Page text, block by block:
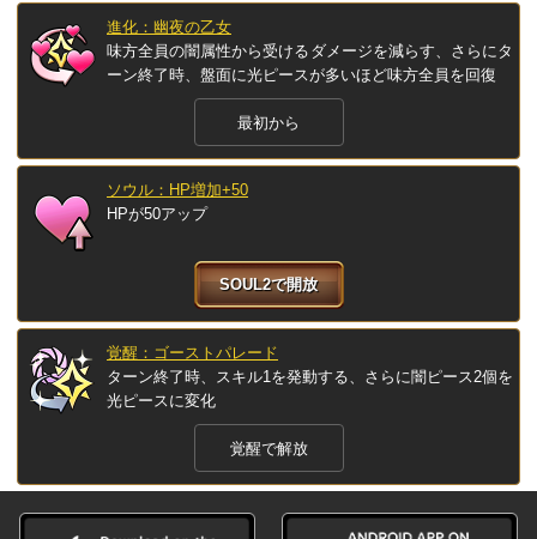
進化：幽夜の乙女
味方全員の闇属性から受けるダメージを減らす、さらにタ
ーン終了時、盤面に光ピースが多いほど味方全員を回復
最初から
ソウル：HP増加+50
HPが50アップ
SOUL2で開放
覚醒：ゴーストパレード
ターン終了時、スキル1を発動する、さらに闇ピース2個を
光ピースに変化
覚醒で解放